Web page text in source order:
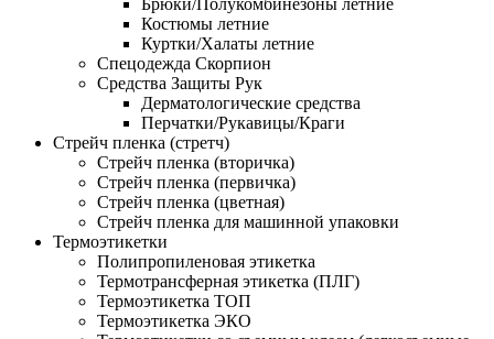
Брюки/Полукомбинезоны летние
Костюмы летние
Куртки/Халаты летние
Спецодежда Скорпион
Средства Защиты Рук
Дерматологические средства
Перчатки/Рукавицы/Краги
Стрейч пленка (стретч)
Стрейч пленка (вторичка)
Стрейч пленка (первичка)
Стрейч пленка (цветная)
Стрейч пленка для машинной упаковки
Термоэтикетки
Полипропиленовая этикетка
Термотрансферная этикетка (ПЛГ)
Термоэтикетка ТОП
Термоэтикетка ЭКО